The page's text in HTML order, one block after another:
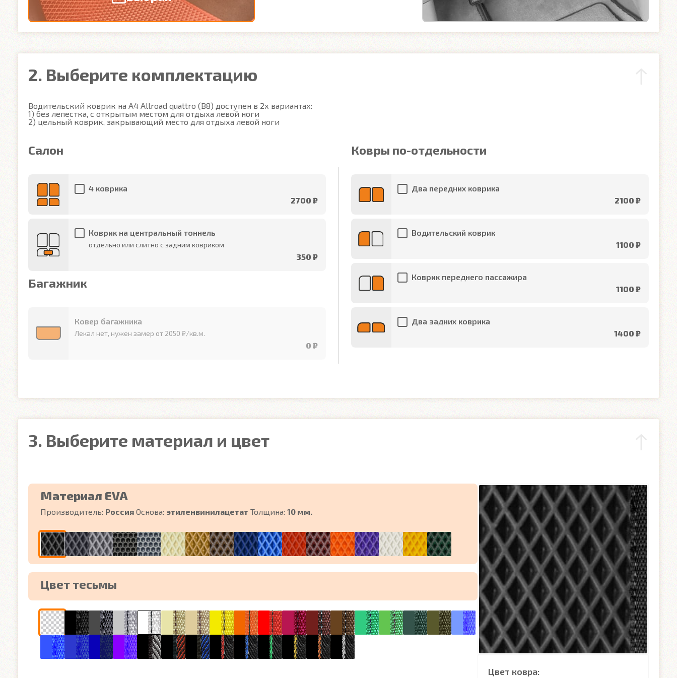
2. Выберите комплектацию
Водительский коврик на A4 Allroad quattro (B8) доступен в 2х вариантах:
1) без лепестка, с открытым местом для отдыха левой ноги
2) цельный коврик, закрывающий место для отдыха левой ноги
Салон
4 коврика
2700 ₽
Коврик на центральный тоннель
отдельно или слитно с задним ковриком
350 ₽
Багажник
Ковер багажника
Лекал нет, нужен замер от 2050 ₽/кв.м.
0 ₽
Ковры по-отдельности
Два передних коврика
2100 ₽
Водительский коврик
1100 ₽
Коврик переднего пассажира
1100 ₽
Два задних коврика
1400 ₽
3. Выберите материал и цвет
Материал EVA
Производитель: Россия Основа: этиленвинилацетат Толщина: 10 мм.
Цвет тесьмы
Цвет ковра: